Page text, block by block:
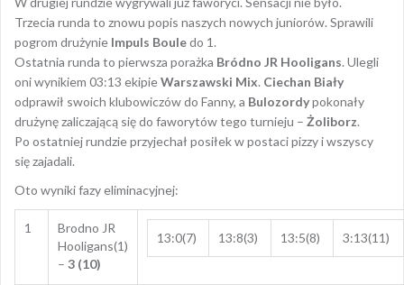
Trzecia runda to znowu popis naszych nowych juniorów. Sprawili
pogrom drużynie Impuls Bouledo 1.
Ostatnia runda to pierwsza porażka Bródno JR Hooligans. Ulegli
oni wynikiem 03:13 ekipieWarszawski Mix. Ciechan Biały
odprawił swoich klubowiczów do Fanny, a Bulozordypokonały
drużynę zaliczającą się do faworytów tego turnieju – Żoliborz.
Po ostatniej rundzie przyjechał posiłek w postaci pizzy i wszyscy
się zajadali.
Oto wyniki fazy eliminacyjnej:
1
Brodno JR
Hooligans(1)
– 3 (10)
13:0(7) 13:8(3) 13:5(8) 3:13(11)